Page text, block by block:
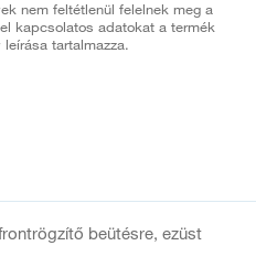
nem feltétlenül felelnek meg a
kapcsolatos adatokat a termék
tartalmazza.
beütésre, ezüst